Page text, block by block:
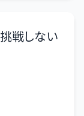
戦しない